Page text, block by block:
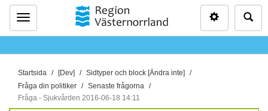
Meny
D
u
ä
Startsida [Dev]
Sidtyper och block [Ändra inte]
Fråga din politiker
Senaste frågorna
Fråga - Sjukvården 2016-06-18 14:11